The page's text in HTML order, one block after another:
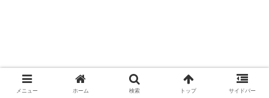
メニュー ホーム 検索 トップ サイドバー